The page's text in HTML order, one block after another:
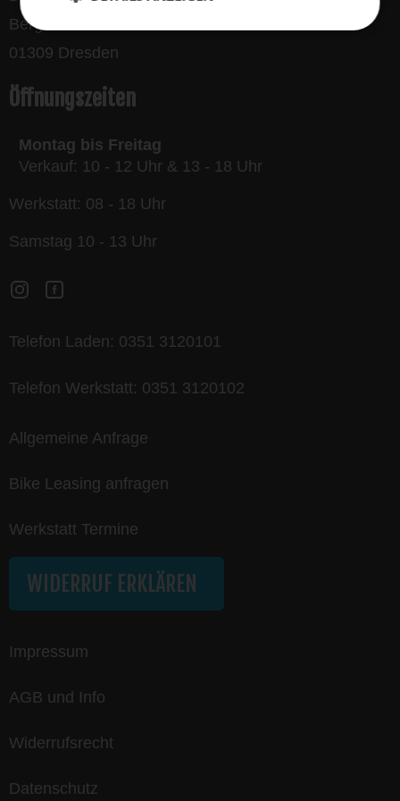
Bergmannstraße 32
01309 Dresden
Öffnungszeiten
Montag bis Freitag
Verkauf: 10 - 12 Uhr & 13 - 18 Uhr
Werkstatt: 08 - 18 Uhr
Samstag 10 - 13 Uhr
Telefon Laden: 0351 3120101
Telefon Werkstatt: 0351 3120102
Allgemeine Anfrage
Bike Leasing anfragen
Werkstatt Termine
WIDERRUF ERKLÄREN
Impressum
AGB und Info
Widerrufsrecht
Datenschutz